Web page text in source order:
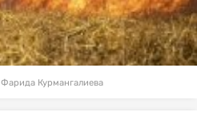
Фарида Курмангалиева